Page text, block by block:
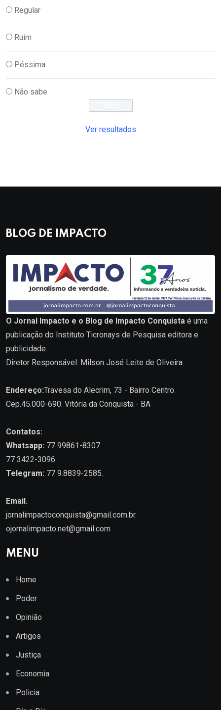
Regular
Ruim
Péssima
Não sabe
Ver resultados
BLOG DE IMPACTO
O Jornal Impacto e o Blog de Impacto Conquista é uma
publicação do Instituto Ticronays de Pesquisa editora e
publicidade.
Diretor Responsável: Milson José Leite de Oliveira
Endereço:Travesa do Alecrim, 73 - Bairro Centro.
Cep.45.000-690. Vitória da Conquista - BA
Contatos:
Whatsapp: 77 99861-8307
77 3422-3096
Telegram: 77 9.8839-2585.
Email.
jornalimpactoconquista@gmail.com.br.
ojornalimpacto.net@gmail.com
MENU
Home
Poder
Opinião
Artigos
Justiça
Economia
Policia